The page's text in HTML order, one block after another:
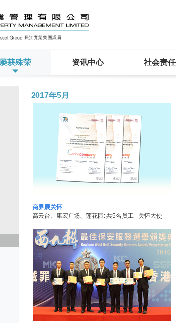
屡获殊荣 资讯中心 社会责任
2017年5月
商界展关怀
高云台、康宏广场、莲花园: 共5名员工 - 关怀大使